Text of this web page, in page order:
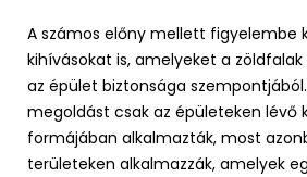
A számos előny mellett figyelembe
kihívásokat is, amelyeket a
az épület biztonsága
megoldást csak az épületeken lévő
formájában alkalmazták, most
területeken alkalmazzák, amelyek